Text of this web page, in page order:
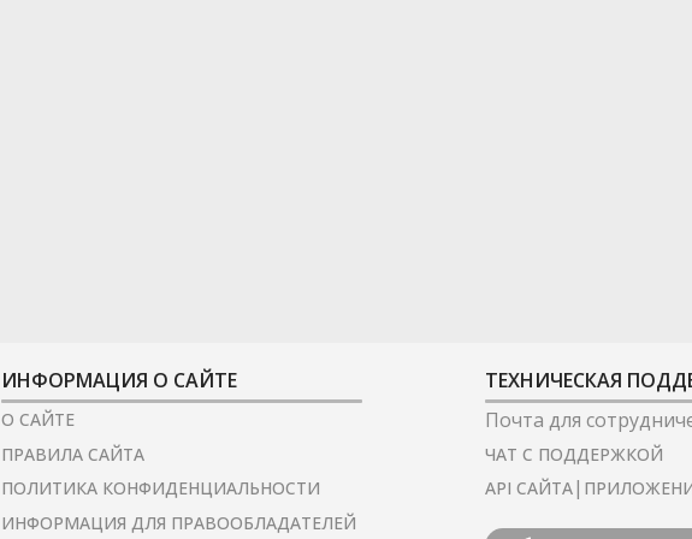
ИНФОРМАЦИЯ О САЙТЕ
О САЙТЕ
ПРАВИЛА САЙТА
ПОЛИТИКА КОНФИДЕНЦИАЛЬНОСТИ
ИНФОРМАЦИЯ ДЛЯ ПРАВООБЛАДАТЕЛЕЙ
ТЕХНИЧЕСКАЯ
Почта для
ЧАТ С ПОДДЕРЖКОЙ
API САЙТА|